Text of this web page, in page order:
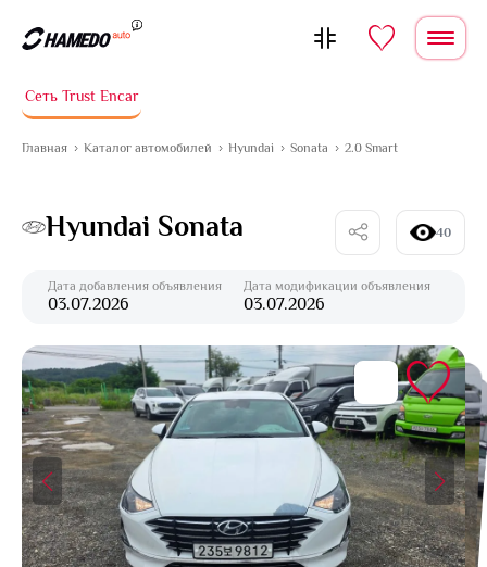
Сеть Trust Encar
Главная Каталог автомобилей Hyundai Sonata 2.0 Smart
Hyundai Sonata 40
Дата добавления объявления
03.07.2026
Дата модификации объявления
03.07.2026